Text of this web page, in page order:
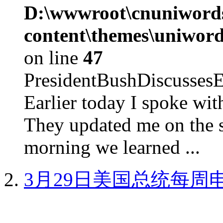
on line 47
Earlier today I spoke
They updated me on the
morning we learned ...
3月29日美国总统每周